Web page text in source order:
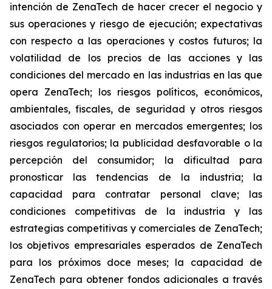
intención de ZenaTech de hacer crecer el negocio y
sus operaciones y riesgo de ejecución; expectativas
con respecto a las operaciones y costos futuros; la
volatilidad de los precios de las acciones y las
condiciones del mercado en las industrias en las que
opera ZenaTech; los riesgos políticos, económicos,
ambientales, fiscales, de seguridad y otros riesgos
asociados con operar en mercados emergentes; los
riesgos regulatorios; la publicidad desfavorable o la
percepción del consumidor; la dificultad para
pronosticar las tendencias de la industria; la
capacidad para contratar personal clave; las
condiciones competitivas de la industria y las
estrategias competitivas y comerciales de ZenaTech;
los objetivos empresariales esperados de ZenaTech
para los próximos doce meses; la capacidad de
ZenaTech para obtener fondos adicionales a través